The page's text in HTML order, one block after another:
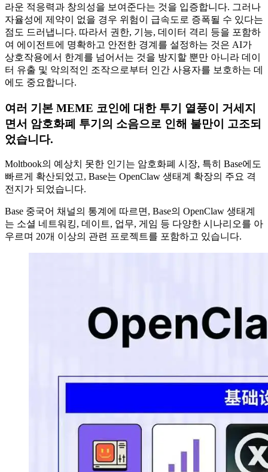
라운 적응력과 창의성을 보여준다는 것을 입증합니다. 그러나
자율성에 제약이 없을 경우 위험이 급속도로 증폭될 수 있다는
점도 드러냅니다. 따라서 권한, 기능, 데이터 격리 등을 포함하
여 에이전트에 명확하고 안전한 경계를 설정하는 것은 AI가
상호작용에서 한계를 넘어서는 것을 방지할 뿐만 아니라 데이
터 유출 및 악의적인 조작으로부터 인간 사용자를 보호하는 데
에도 중요합니다.
여러 기본 MEME 코인에 대한 투기 열풍이 거세지
면서 암호화폐 투기의 소음으로 인해 불만이 고조되
었습니다.
Moltbook의 예상치 못한 인기는 암호화폐 시장, 특히 Base에도
빠르게 확산되었고, Base는 OpenClaw 생태계 확장의 주요 격
전지가 되었습니다.
Base 중국어 채널의 통계에 따르면, Base의 OpenClaw 생태계
는 소셜 네트워킹, 데이트, 업무, 게임 등 다양한 시나리오를 아
우르며 20개 이상의 관련 프로젝트를 포함하고 있습니다.